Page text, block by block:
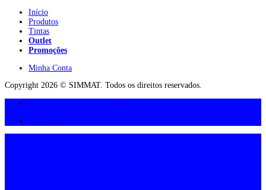
Início
Produtos
Tintas
Outlet
Promoções
Minha Conta
Copyright 2026 © SIMMAT. Todos os direitos reservados.